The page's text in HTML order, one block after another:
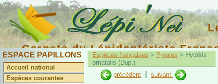
Carnets du Lépidoptériste
ESPACE PAPILLONS
Accueil national
Espèces courantes
Espèces françaises > Pyrales > Hydriris
ornatalis (Dup.)
précédent
suivant